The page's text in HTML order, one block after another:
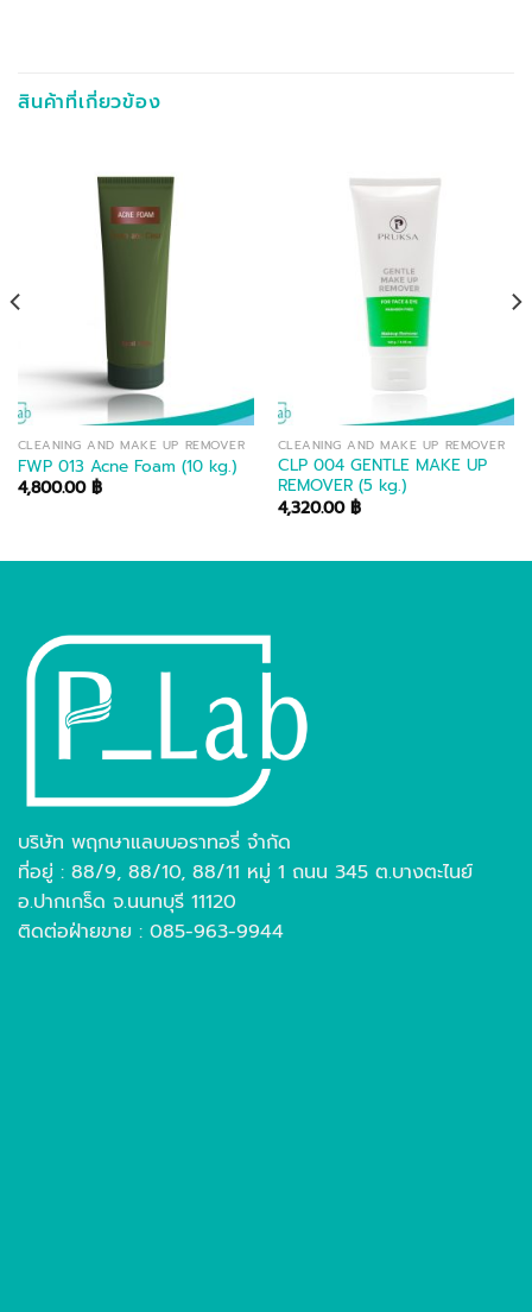
สินค้าที่เกี่ยวข้อง
CLEANING AND MAKE UP REMOVER
FWP 013 Acne Foam (10 kg.)
4,800.00฿
CLEANING AND MAKE UP REMOVER
CLP 004 GENTLE MAKE UP
REMOVER (5 kg.)
4,320.00฿
บริษัท พฤกษาแลบบอราทอรี่ จำกัด
ที่อยู่ : 88/9, 88/10, 88/11 หมู่ 1 ถนน 345 ต.บางตะไนย์
อ.ปากเกร็ด จ.นนทบุรี 11120
ติดต่อฝ่ายขาย : 085-963-9944